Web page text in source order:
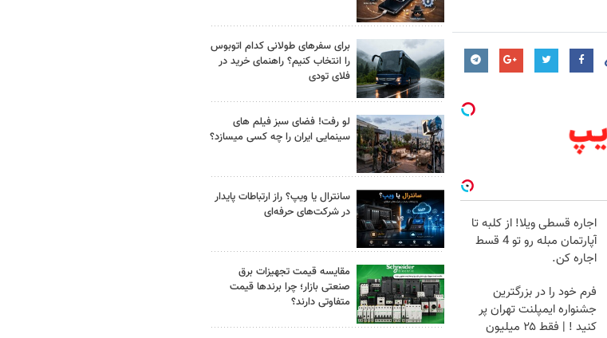
اجاره‌ قسطی ویلا! از کلبه تا
آپارتمان مبله رو تو 4 قسط
اجاره کن.
فرم خود را در بزرگترین
جشنواره ایمپلنت تهران پر
کنید ! | فقط ۲۵ میلیون
برای سفرهای طولانی کدام اتوبوس
را انتخاب کنیم؟ راهنمای خرید در
فلای تودی
لو رفت! فضای سبز فیلم های
سینمایی ایران را چه کسی میسازد؟
سانترال یا ویپ؟ راز ارتباطات پایدار
در شرکت‌های حرفه‌ای
مقایسه قیمت تجهیزات برق
صنعتی بازار؛ چرا برندها قیمت
متفاوتی دارند؟